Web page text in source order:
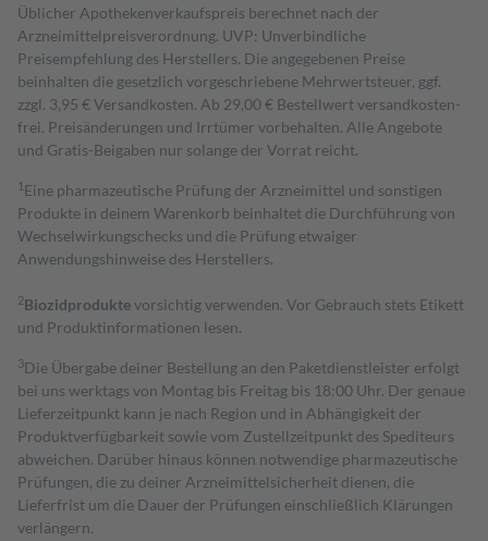
Üblicher Apothekenverkaufspreis berechnet nach der
Arzneimittelpreisverordnung. UVP: Unverbindliche
Preisempfehlung des Herstellers. Die angegebenen Preise
beinhalten die gesetzlich vorgeschriebene Mehrwertsteuer, ggf.
zzgl. 3,95 € Versandkosten. Ab 29,00 € Bestell­wert versand­kosten­
frei. Preisänderungen und Irrtümer vorbehalten. Alle Angebote
und Gratis-Beigaben nur solange der Vorrat reicht.
1 Eine pharmazeutische Prüfung der Arzneimittel und sonstigen
Produkte in deinem Warenkorb beinhaltet die Durchführung von
Wechselwirkungschecks und die Prüfung etwaiger
Anwendungshinweise des Herstellers.
2Biozidproduktevorsichtig verwenden. Vor Gebrauch stets Etikett
und Produktinformationen lesen.
3Die Übergabe deiner Bestellung an den Paketdienstleister erfolgt
bei uns werktags von Montag bis Freitag bis 18:00 Uhr. Der genaue
Lieferzeitpunkt kann je nach Region und in Abhängigkeit der
Produktverfügbarkeit sowie vom Zustellzeitpunkt des Spediteurs
abweichen. Darüber hinaus können notwendige pharmazeutische
Prüfungen, die zu deiner Arzneimittelsicherheit dienen, die
Lieferfrist um die Dauer der Prüfungen einschließlich Klärungen
verlängern.